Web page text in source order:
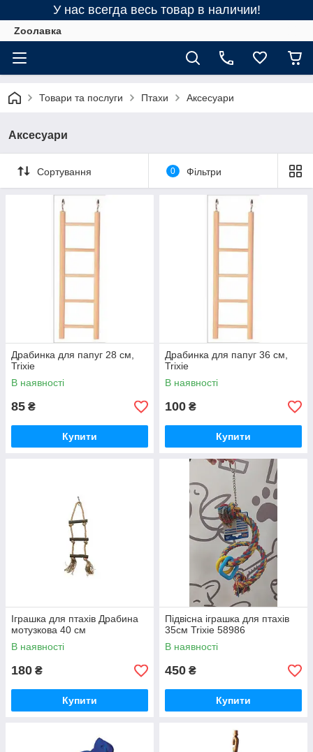
У нас всегда весь товар в наличии!
Zooлавка
Товари та послуги Птахи Аксесуари
Аксесуари
Сортування 0 Фільтри
Драбинка для папуг 28 см,
Trixie
В наявності
85 ₴
Купити
Драбинка для папуг 36 см,
Trixie
В наявності
100 ₴
Купити
Іграшка для птахів Драбина
мотузкова 40 см
В наявності
180 ₴
Купити
Підвісна іграшка для птахів
35см Trixie 58986
В наявності
450 ₴
Купити